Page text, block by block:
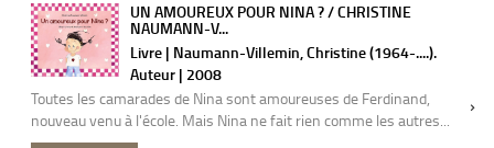
UN AMOUREUX POUR NINA ? / CHRISTINE
NAUMANN-V...
Livre | Naumann-Villemin, Christine (1964-....).
Auteur | 2008
Toutes les camarades de Nina sont amoureuses de Ferdinand,
nouveau venu à l'école. Mais Nina ne fait rien comme les autres...